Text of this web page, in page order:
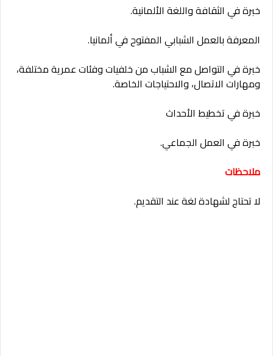
خبرة في الثقافة واللغة الألمانية.
المعرفة بالعمل الشبابي المفتوح في ألمانيا.
خبرة في التواصل مع الشباب من خلفيات وفئات عمرية مختلفة،
ومهارات الاتصال، والاحتياجات الخاصة.
خبرة في تخطيط الأحداث
خبرة في العمل الجماعي.
ملاحظات
لا تحتاج لشهادة لغة عند التقديم.